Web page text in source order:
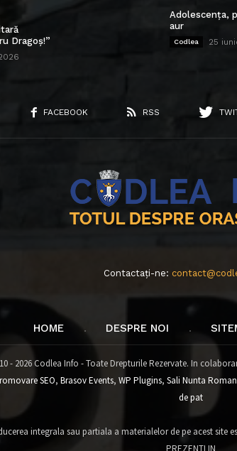
Dragoș!”
Adolescența,
aur
Codlea 25
FACEBOOK RSS
Contactați-ne:
HOME DESPRE NOI
- 2026 Codlea Info - Toate Drepturile Rezervate. In
SEO, Brasov Events, WP Plugins, Sali Nunta
de pat
integrala sau partiala a materialelor de pe acest site